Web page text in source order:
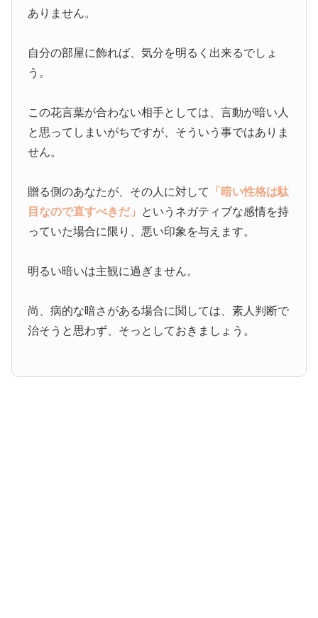
ありません。
自分の部屋に飾れば、気分を明るく出来るでしょ
う。
この花言葉が合わない相手としては、言動が暗い人
と思ってしまいがちですが、そういう事ではありま
せん。
贈る側のあなたが、その人に対して
「暗い性格は駄
目なので直すべきだ」 というネガティブな感情を持
っていた場合に限り、悪い印象を与えます。
明るい暗いは主観に過ぎません。
尚、病的な暗さがある場合に関しては、素人判断で
治そうと思わず、そっとしておきましょう。